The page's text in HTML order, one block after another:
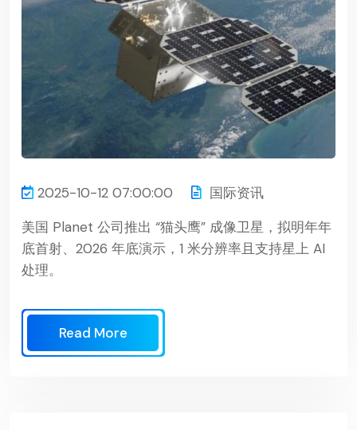
2025-10-12 07:00:00
国际资讯
美国 Planet 公司推出 “猫头鹰” 成像卫星，拟明年年
底首射、2026 年底演示，1 米分辨率且支持星上 AI
处理。
Read More